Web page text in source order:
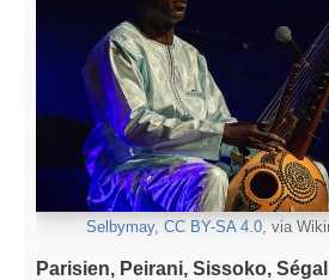
Selbymay, CC BY-SA 4.0 , via
Parisien, Peirani, Sissoko,